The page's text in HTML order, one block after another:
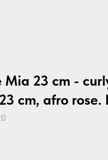
Mia 23 cm -
cm, afro rose.